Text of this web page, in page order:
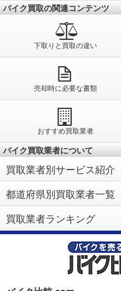
バイク買取の関連コンテンツ
下取りと買取の違い
売却時に必要な書類
おすすめ買取業者
バイク買取業者について
買取業者別サービス紹介
都道府県別買取業者一覧
買取業者ランキング